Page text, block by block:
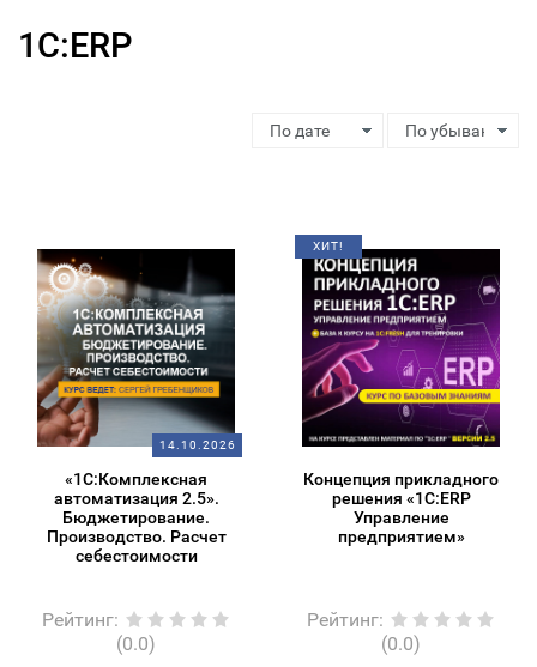
1С:ERP
14.10.2026
«1С:Комплексная
автоматизация 2.5».
Бюджетирование.
Производство. Расчет
себестоимости
Рейтинг:
(0.0)
ХИТ!
Концепция прикладного
решения «1С:ERP
Управление
предприятием»
Рейтинг:
(0.0)